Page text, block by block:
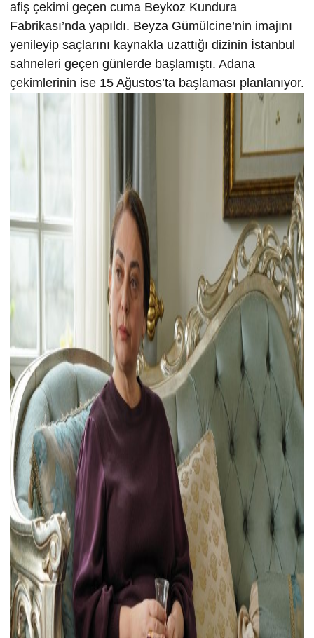
afiş çekimi geçen cuma Beykoz Kundura
Fabrikası’nda yapıldı. Beyza Gümülcine’nin imajını
yenileyip saçlarını kaynakla uzattığı dizinin İstanbul
sahneleri geçen günlerde başlamıştı. Adana
çekimlerinin ise 15 Ağustos’ta başlaması planlanıyor.